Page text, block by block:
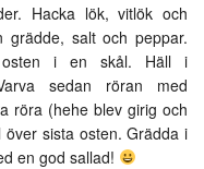
Hacka lök, vitlök och
grädde, salt och peppar.
osten i en skål. Häll i
sedan röran med
röra (hehe blev girig och
sista osten. Grädda i
en god sallad!